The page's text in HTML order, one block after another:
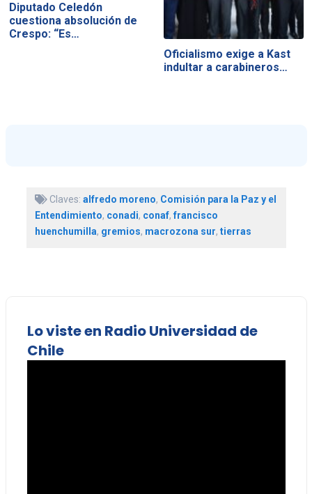
Diputado Celedón
cuestiona absolución de
Crespo: “Es…
Oficialismo exige a Kast
indultar a carabineros…
Claves: alfredo moreno, Comisión para la Paz y el
Entendimiento, conadi, conaf,francisco
huenchumilla, gremios, macrozona sur, tierras
Lo viste en Radio Universidad de
Chile